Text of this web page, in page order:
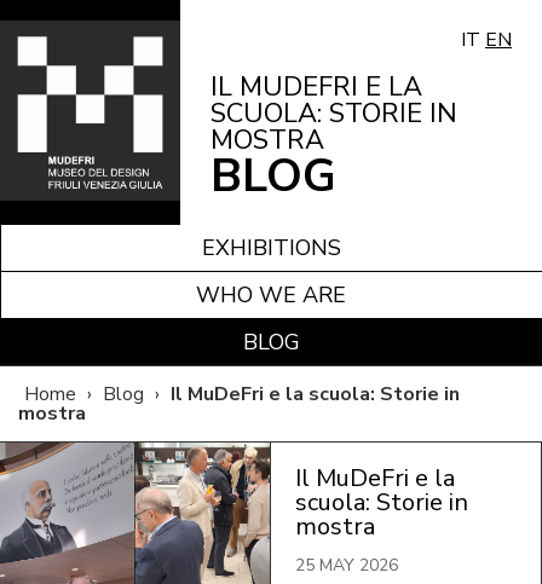
IT EN
IL MUDEFRI E LA
SCUOLA: STORIE IN
MOSTRA
BLOG
EXHIBITIONS
WHO WE ARE
BLOG
Home › Blog › Il MuDeFri e la scuola: Storie in
mostra
Il MuDeFri e la
scuola: Storie in
mostra
25 MAY 2026